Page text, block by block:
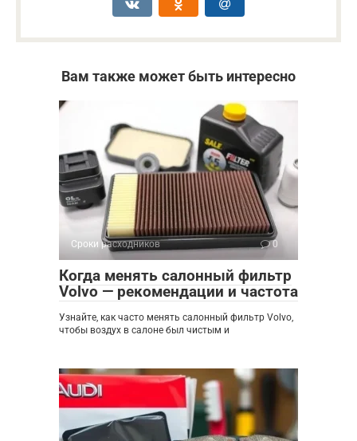
Вам также может быть интересно
Сроки расходников 0
Когда менять салонный фильтр
Volvo — рекомендации и частота
Узнайте, как часто менять салонный фильтр Volvo,
чтобы воздух в салоне был чистым и